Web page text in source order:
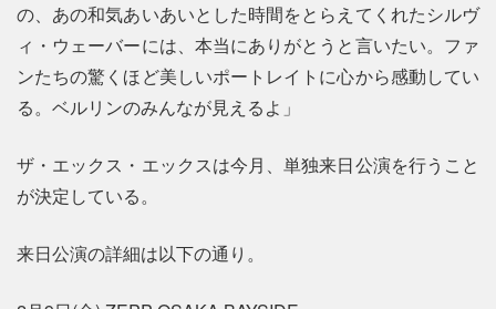
の、あの和気あいあいとした時間をとらえてくれたシルヴ
ィ・ウェーバーには、本当にありがとうと言いたい。ファ
ンたちの驚くほど美しいポートレイトに心から感動してい
る。ベルリンのみんなが見えるよ」
ザ・エックス・エックスは今月、単独来日公演を行うこと
が決定している。
来日公演の詳細は以下の通り。